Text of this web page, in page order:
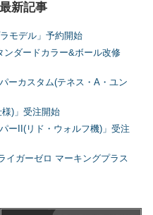
新記事
モデル」予約開始
ンダードカラー&ボール改修
ーカスタム(テネス・A・ユン
様)」受注開始
ーII(リド・ウォルフ機)」受注
イガーゼロ マーキングプラス